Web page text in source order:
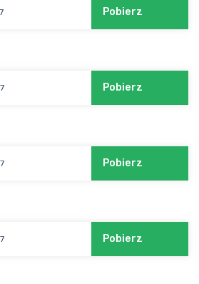
Pobierz
Pobierz
Pobierz
Pobierz